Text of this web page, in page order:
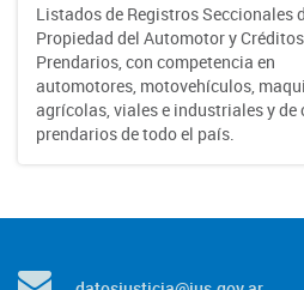
Listados de Registros Seccionales
Propiedad del Automotor y Créditos
Prendarios, con competencia en
automotores, motovehículos,
agrícolas, viales e industriales y de
prendarios de todo el país.